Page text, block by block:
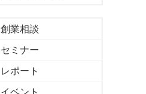
創業相談
セミナー
レポート
イベント